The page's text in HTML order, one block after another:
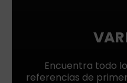
Encuentra todo
referencias de